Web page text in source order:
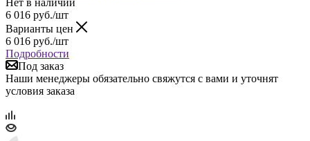
6 016 руб./шт
Варианты цен
6 016 руб./шт
Подробности
Под заказ
Наши менеджеры обязательно свяжутся с вами и уточнят
условия заказа